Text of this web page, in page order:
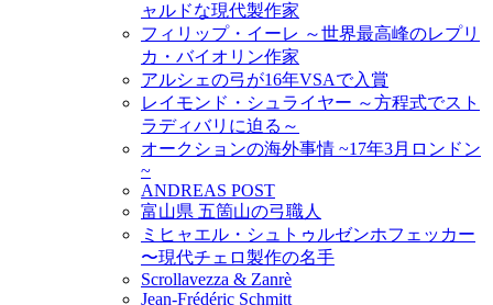
ャルドな現代製作家
フィリップ・イーレ ～世界最高峰のレプリ
カ・バイオリン作家
アルシェの弓が16年VSAで入賞
レイモンド・シュライヤー ～方程式でスト
ラディバリに迫る～
オークションの海外事情 ~17年3月ロンドン
~
ANDREAS POST
富山県 五箇山の弓職人
ミヒャエル・シュトゥルゼンホフェッカー
〜現代チェロ製作の名手
Scrollavezza & Zanrè
Jean-Frédéric Schmitt